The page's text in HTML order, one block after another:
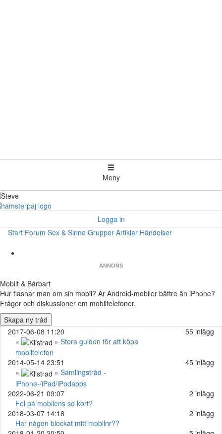
Meny
Logga in
Start Forum Sex & Sinne Grupper Artiklar Händelser
ANNONS
Mobilt & Bärbart
Hur flashar man om sin mobil? Är Android-mobiler bättre än iPhone?
Frågor och diskussioner om mobiltelefoner.
Skapa ny tråd
55 inlägg
2017-06-08 11:20
«
» Stora guiden för att köpa
mobiltelefon
45 inlägg
2014-05-14 23:51
«
» Samlingstråd -
iPhone-/iPad/iPodapps
2 inlägg
2022-06-21 09:07
Fel på mobilens sd kort?
2 inlägg
2018-03-07 14:18
Har någon blockat mitt mobilnr??